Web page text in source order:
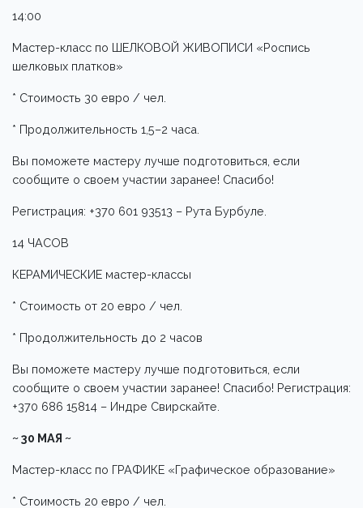
14:00
Мастер-класс по ШЕЛКОВОЙ ЖИВОПИСИ «Роспись
шелковых платков»
* Стоимость 30 евро / чел.
* Продолжительность 1,5–2 часа.
Вы поможете мастеру лучше подготовиться, если
сообщите о своем участии заранее! Спасибо!
Регистрация: +370 601 93513 – Рута Бурбуле.
14 ЧАСОВ
КЕРАМИЧЕСКИЕ мастер-классы
* Стоимость от 20 евро / чел.
* Продолжительность до 2 часов
Вы поможете мастеру лучше подготовиться, если
сообщите о своем участии заранее! Спасибо! Регистрация:
+370 686 15814 – Индре Свирскайте.
~ 30 МАЯ ~
Мастер-класс по ГРАФИКЕ «Графическое образование»
* Стоимость 20 евро / чел.